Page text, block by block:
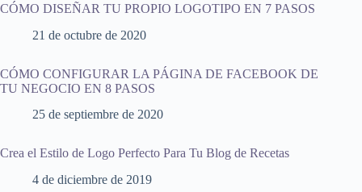
CÓMO DISEÑAR TU PROPIO LOGOTIPO EN 7 PASOS
21 de octubre de 2020
CÓMO CONFIGURAR LA PÁGINA DE FACEBOOK DE
TU NEGOCIO EN 8 PASOS
25 de septiembre de 2020
Crea el Estilo de Logo Perfecto Para Tu Blog de Recetas
4 de diciembre de 2019